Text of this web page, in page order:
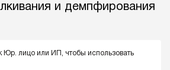
и демпфирования
Юр. лицо или ИП, чтобы использовать